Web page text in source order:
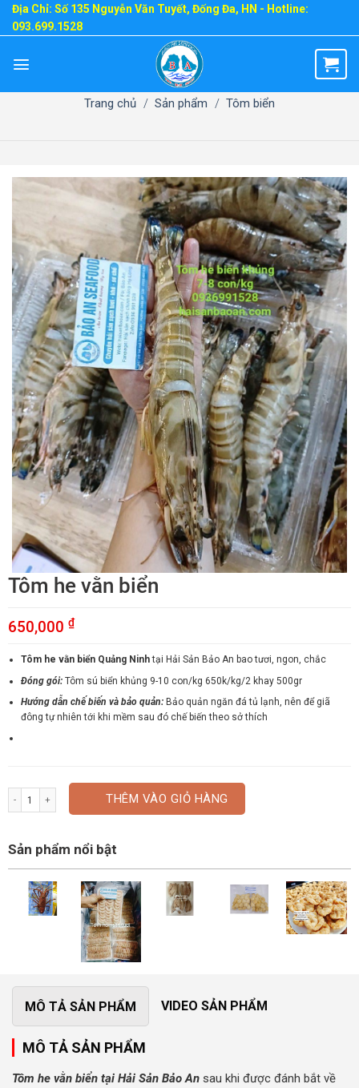
SkipĐịa Chỉ: Số 135 Nguyễn Văn Tuyết, Đống Đa, HN - Hotline:
093.699.1528
Trang chủ / Sản phẩm / Tôm biển
Tôm he vằn biển
650,000 ₫
Tôm he vằn biển Quảng Ninhtại Hải Sản Bảo An bao tươi, ngon, chắc
Đóng gói:Tôm sú biển khủng 9-10 con/kg 650k/kg/2 khay 500gr
Hướng dẫn chế biến và bảo quản: Bảo quản ngăn đá tủ lạnh, nên để giã
đông tự nhiên tới khi mềm sau đó chế biến theo sở thích
Tôm he vằn biển số lượngTHÊM VÀO GIỎ HÀNG
Sản phẩm nổi bật
MÔ TẢ SẢN PHẨM VIDEO SẢN PHẨM
MÔ TẢ SẢN PHẨM
Tôm he vằn biển tại Hải Sản Bảo An sau khi được đánh bắt về